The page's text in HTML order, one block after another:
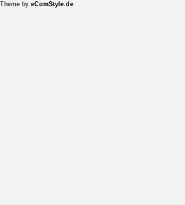
Theme by eComStyle.de